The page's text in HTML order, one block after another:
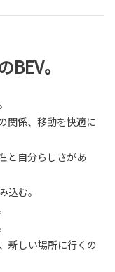
。
関係、移動を快適に
と自分らしさがあ
込む。
新しい場所に行くの